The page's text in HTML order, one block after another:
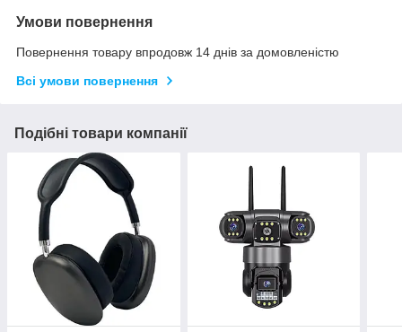
Умови повернення
Повернення товару впродовж 14 днів за домовленістю
Всі умови повернення
Подібні товари компанії